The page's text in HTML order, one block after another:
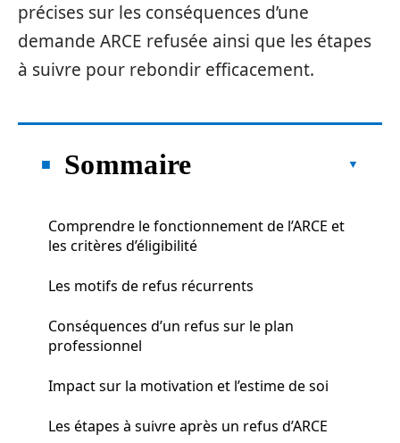
précises sur les conséquences d’une
demande ARCE refusée ainsi que les étapes
à suivre pour rebondir efficacement.
Sommaire
Comprendre le fonctionnement de l’ARCE et
les critères d’éligibilité
Les motifs de refus récurrents
Conséquences d’un refus sur le plan
professionnel
Impact sur la motivation et l’estime de soi
Les étapes à suivre après un refus d’ARCE